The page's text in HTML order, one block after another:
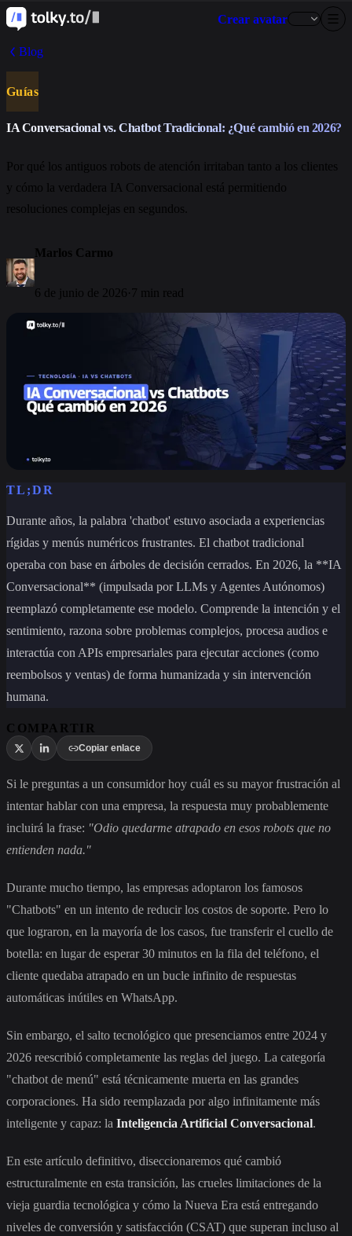
Crear avatar
Blog
Guías
IA Conversacional vs. Chatbot Tradicional: ¿Qué cambió en 2026?
Por qué los antiguos robots de atención irritaban tanto a los clientes
y cómo la verdadera IA Conversacional está permitiendo
resoluciones complejas en segundos.
Marlos Carmo
6 de junio de 2026·7 min read
TL;DR
Durante años, la palabra 'chatbot' estuvo asociada a experiencias
rígidas y menús numéricos frustrantes. El chatbot tradicional
operaba con base en árboles de decisión cerrados. En 2026, la **IA
Conversacional** (impulsada por LLMs y Agentes Autónomos)
reemplazó completamente ese modelo. Comprende la intención y el
sentimiento, razona sobre problemas complejos, procesa audios e
interactúa con APIs empresariales para ejecutar acciones (como
reembolsos y ventas) de forma humanizada y sin intervención
humana.
COMPARTIR
Copiar enlace
Si le preguntas a un consumidor hoy cuál es su mayor frustración al
intentar hablar con una empresa, la respuesta muy probablemente
incluirá la frase: "Odio quedarme atrapado en esos robots que no
entienden nada."
Durante mucho tiempo, las empresas adoptaron los famosos
"Chatbots" en un intento de reducir los costos de soporte. Pero lo
que lograron, en la mayoría de los casos, fue transferir el cuello de
botella: en lugar de esperar 30 minutos en la fila del teléfono, el
cliente quedaba atrapado en un bucle infinito de respuestas
automáticas inútiles en WhatsApp.
Sin embargo, el salto tecnológico que presenciamos entre 2024 y
2026 reescribió completamente las reglas del juego. La categoría
"chatbot de menú" está técnicamente muerta en las grandes
corporaciones. Ha sido reemplazada por algo infinitamente más
inteligente y capaz: la Inteligencia Artificial Conversacional.
En este artículo definitivo, diseccionaremos qué cambió
estructuralmente en esta transición, las crueles limitaciones de la
vieja guardia tecnológica y cómo la Nueva Era está entregando
niveles de conversión y satisfacción (CSAT) que superan incluso al